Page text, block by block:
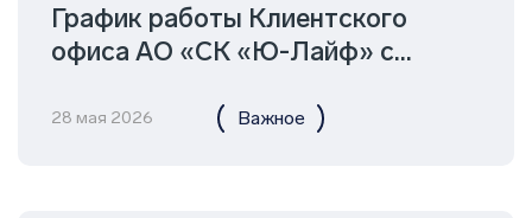
График работы Клиентского
офиса АО «СК «Ю-Лайф» с
28 мая 2026 Важное